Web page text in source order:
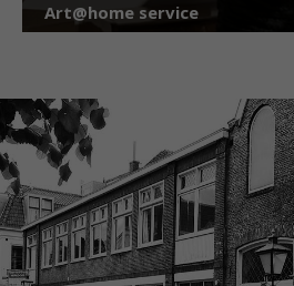
Art@home service